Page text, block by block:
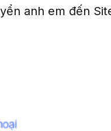
anh em đến